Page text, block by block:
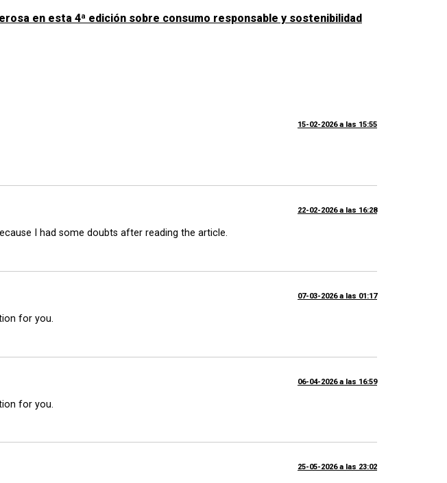
en esta 4ª edición sobre consumo responsable y sostenibilidad
15-02-2026 a las 15:55
22-02-2026 a las 16:28
I had some doubts after reading the article.
07-03-2026 a las 01:17
for you.
06-04-2026 a las 16:59
for you.
25-05-2026 a las 23:02